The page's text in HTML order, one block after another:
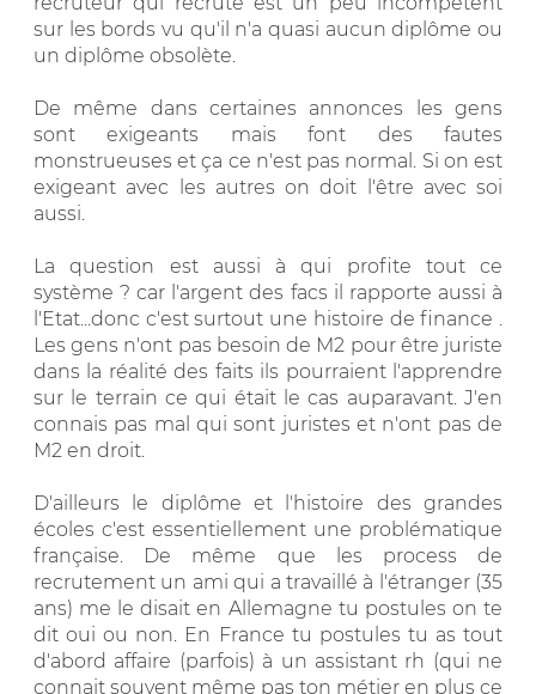
sur les bords vu qu'il n'a quasi aucun diplôme ou
un diplôme obsolète.
De même dans certaines annonces les gens
sont exigeants mais font des fautes
monstrueuses et ça ce n'est pas normal. Si on est
exigeant avec les autres on doit l'être avec soi
aussi.
La question est aussi à qui profite tout ce
système ? car l'argent des facs il rapporte aussi à
l'Etat...donc c'est surtout une histoire de finance .
Les gens n'ont pas besoin de M2 pour être juriste
dans la réalité des faits ils pourraient l'apprendre
sur le terrain ce qui était le cas auparavant. J'en
connais pas mal qui sont juristes et n'ont pas de
M2 en droit.
D'ailleurs le diplôme et l'histoire des grandes
écoles c'est essentiellement une problématique
française. De même que les process de
recrutement un ami qui a travaillé à l'étranger (35
ans) me le disait en Allemagne tu postules on te
dit oui ou non. En France tu postules tu as tout
d'abord affaire (parfois) à un assistant rh (qui ne
connait souvent même pas ton métier en plus ce